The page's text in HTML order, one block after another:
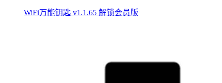
WiFi万能钥匙 v1.1.65 解锁会员版